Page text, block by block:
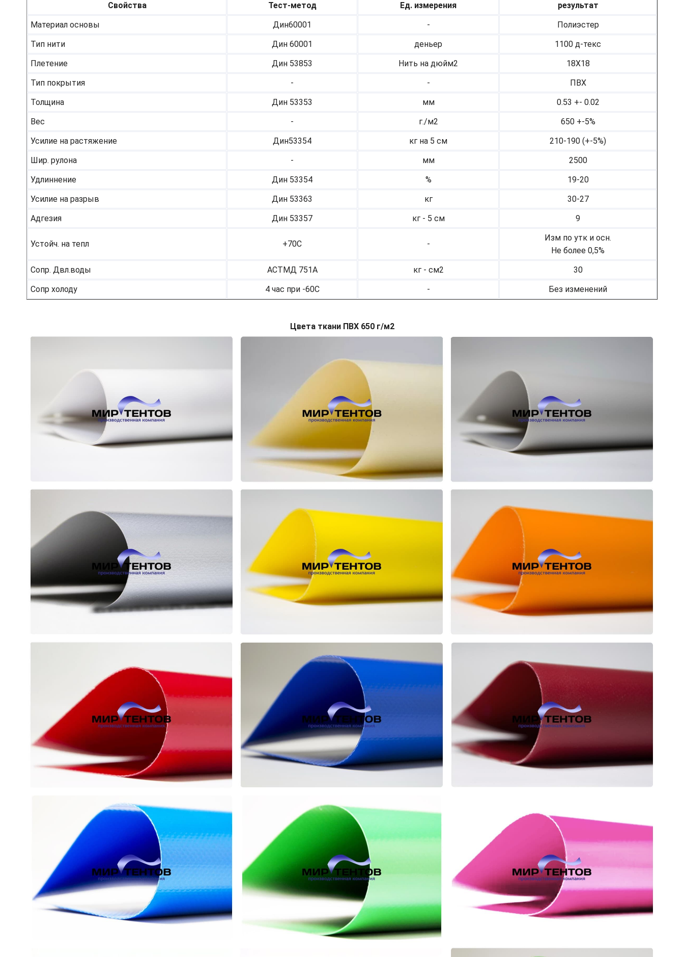
Свойства Тест-метод Ед. измерения
результат
Материал основы
Дин60001 -
Полиэстер
Тип нити
Дин 60001 деньер
1100 д-текс
Плетение
Дин 53853 Нить на дюйм2
18Х18
Тип покрытия
- -
ПВХ
Толщина
Дин 53353 мм
0.53 +- 0.02
Вес
- г./м2
650 +-5%
Усилие на растяжение
Дин53354 кг на 5 см
210-190 (+-5%)
Шир. рулона
- мм
2500
Удлиннение
Дин 53354 %
19-20
Усилие на разрыв
Дин 53363 кг
30-27
Адгезия
Дин 53357 кг - 5 см 9
Устойч. на тепл +70С -
Изм по утк и осн.
Не более 0,5%
Сопр. Двл.воды
АСТМД 751А кг - см2
30
Сопр холоду
4 час при -60С - Без изменений
Цвета ткани ПВХ 650 г/м2